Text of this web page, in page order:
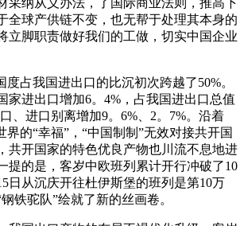
采纳从义办法，了国际商业法则，推高下
全球产供链不变，也无帮于处理其本身的
立脚职责做好我们的工做，切实中国企业
占我国进出口的比沉初次跨越了50%。
家进出口增加6。4%，占我国进出口总值
、进口别离增加9。6%、2。7%。沿着
界的“幸福”，“中国制制”无效对接共开国
共开国家的特色优良产物也川流不息地进
提的是，客岁中欧班列累计开行冲破了10
日从沉庆开往杜伊斯堡的班列是第10万
铁驼队”绘就了新的丝画卷。